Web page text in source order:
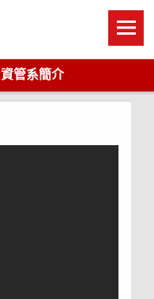
資管系簡介